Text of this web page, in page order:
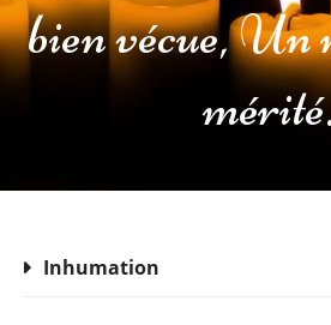
bien vécue, Un
Inhumation